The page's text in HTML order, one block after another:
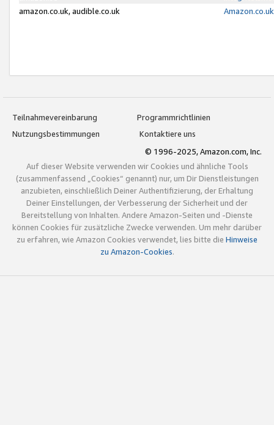
amazon.co.uk, audible.co.uk
Teilnahmevereinbarung
Programmrichtlinien
Nutzungsbestimmungen
Kontaktiere uns
© 1996-2025, Amazon.com, Inc.
Auf dieser Website verwenden wir Cookies und ähnliche Tools
(zusammenfassend „Cookies“ genannt) nur, um Dir Dienstleistungen
anzubieten, einschließlich Deiner Authentifizierung, der Erhaltung
Deiner Einstellungen, der Verbesserung der Sicherheit und der
Bereitstellung von Inhalten. Andere Amazon-Seiten und -Dienste
können Cookies für zusätzliche Zwecke verwenden. Um mehr darüber
zu erfahren, wie Amazon Cookies verwendet, lies bitte die Hinweise
zu Amazon-Cookies.